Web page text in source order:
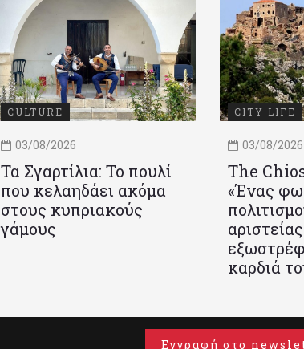
CULTURE
03/08/2026
Τα Σγαρτίλια: Το πουλί
που κελαηδάει ακόμα
στους κυπριακούς
γάμους
CITY LIFE
03/08/2026
Τhe
«Ένας
καρδιά
Εγγραφή στο